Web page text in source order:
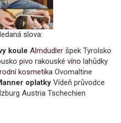
slova:
koule Almdudler špek Tyrolsko
pivo rakouské víno lahůdky
kosmetikaOvomaltine
oplatky Vídeň průvodce
Austria Tschechien